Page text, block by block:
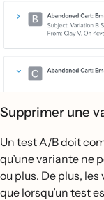
Supprimer une
Un test A/B doit
qu’une variante ne
ou plus. De plus,
que lorsqu’un test